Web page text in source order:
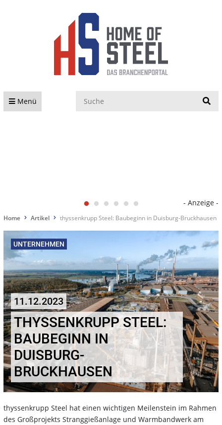
Menü
- Anzeige -
Home Artikel thyssenkrupp Steel: Baubeginn in Duisburg-Bruckhausen
UNTERNEHMEN
11.12.2023
THYSSENKRUPP STEEL:
BAUBEGINN IN
DUISBURG-
BRUCKHAUSEN
thyssenkrupp Steel hat einen wichtigen Meilenstein im Rahmen
des Großprojekts Stranggießanlage und Warmbandwerk am